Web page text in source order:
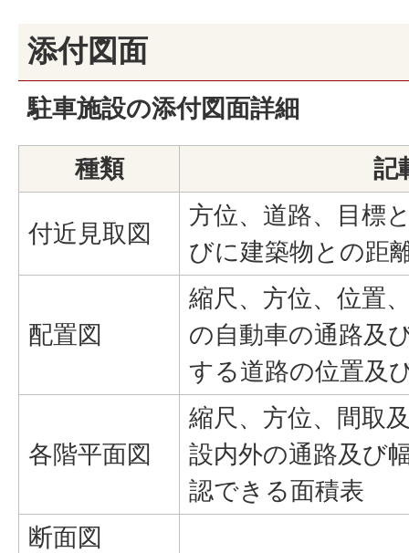
添付図面
駐車施設の添付図面詳細
種類
記
付近見取図
方位、道路、目標
びに建築物との距
配置図
縮尺、方位、位置
の自動車の通路及
する道路の位置及
各階平面図
縮尺、方位、間取
設内外の通路及び
認できる面積表
断面図